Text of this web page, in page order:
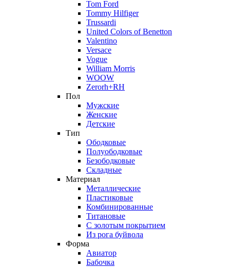
Tom Ford
Tommy Hilfiger
Trussardi
United Colors of Benetton
Valentino
Versace
Vogue
William Morris
WOOW
Zerorh+RH
Пол
Мужские
Женские
Детские
Тип
Ободковые
Полуободковые
Безободковые
Складные
Материал
Металлические
Пластиковые
Комбинированные
Титановые
С золотым покрытием
Из рога буйвола
Форма
Авиатор
Бабочка